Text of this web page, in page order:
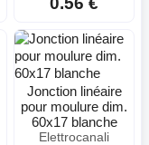
Jonction linéaire
pour moulure dim.
60x17 blanche
Elettrocanali